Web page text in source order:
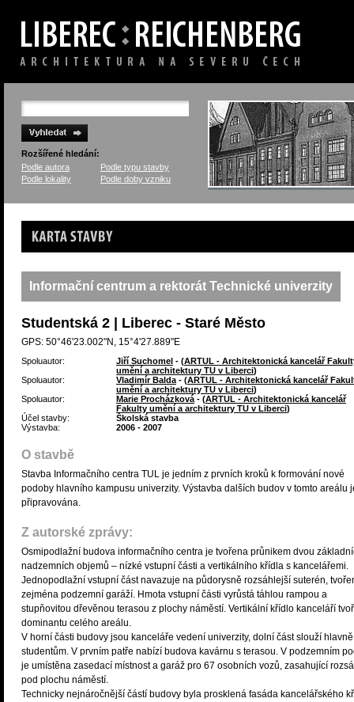
Rozšířené hledání:
Podle autora
Podle typu stavby
Podle lokality
Podle doby vzniku
Karta stavby
Informační centrum a rektorát Technické univerzity
Studentská 2 | Liberec - Staré Město
GPS: 50°46'23.002"N, 15°4'27.889"E
Spoluautor: Jiří Suchomel - (ARTUL - Architektonická kancelář
umění a architektury TU v Liberci)
Spoluautor:
Vladimír Balda - (ARTUL - Architektonická kancelář
umění a architektury TU v Liberci)
Spoluautor:
Marie Procházková - (ARTUL - Architektonická kancelář
Fakulty umění a architektury TU v Liberci)
Účel stavby:
Školská stavba
Výstavba:
2006 - 2007
O stavbě
Stavba Informačního centra TUL je jedním z prvních kroků k formování nové
podoby hlavního kampusu univerzity. Výstavba dalších budov v tomto areálu
připravována.
Z autorské zprávy:
Osmipodlažní budova informačního centra je tvořena průnikem dvou
nadzemních objemů – nízké vstupní části a vertikálního křídla s kancelářemi.
Jednopodlažní vstupní část navazuje na půdorysně rozsáhlejší suterén,
zejména podzemní garáží. Hmota vstupní části vyrůstá táhlou rampou a
stupňovitou dřevěnou terasou z plochy náměstí. Vertikální křídlo kanceláří
dominantu celého areálu.
V horní části budovy jsou kanceláře vedení univerzity, dolní část slouží hlavně
studentům. V prvním patře nabízí budova kavárnu s terasou. V podzemním
je umístěna zasedací místnost a garáž pro 67 osobních vozů, zasahující
pod plochu náměstí.
Technicky nejnáročnější částí budovy byla prosklená fasáda kancelářského